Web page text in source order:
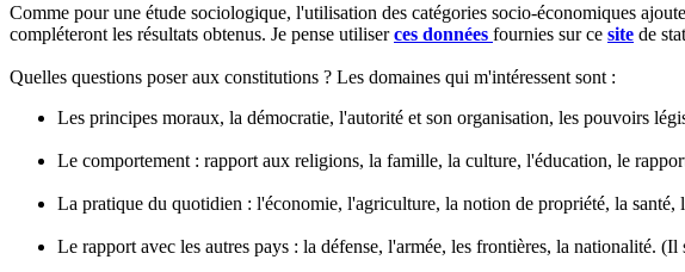
Comme pour une étude sociologique, l'utilisation des catégories socio-économiques
compléteront les résultats obtenus. Je pense utiliserces données fournies sur ce site de
Quelles questions poser aux constitutions ? Les domaines qui m'intéressent sont :
Les principes moraux, la démocratie, l'autorité et son organisation, les pouvoirs
Le comportement : rapport aux religions, la famille, la culture, l'éducation, le
La pratique du quotidien : l'économie, l'agriculture, la notion de propriété, la santé,
Le rapport avec les autres pays : la défense, l'armée, les frontières, la nationalité.